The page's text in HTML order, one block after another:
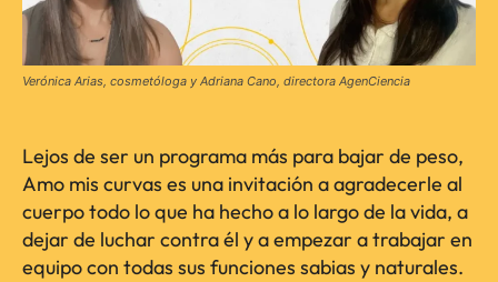
Verónica Arias, cosmetóloga y Adriana Cano, directora AgenCiencia
Lejos de ser un programa más para bajar de peso,
Amo mis curvas es una invitación a agradecerle al
cuerpo todo lo que ha hecho a lo largo de la vida, a
dejar de luchar contra él y a empezar a trabajar en
equipo con todas sus funciones sabias y naturales.